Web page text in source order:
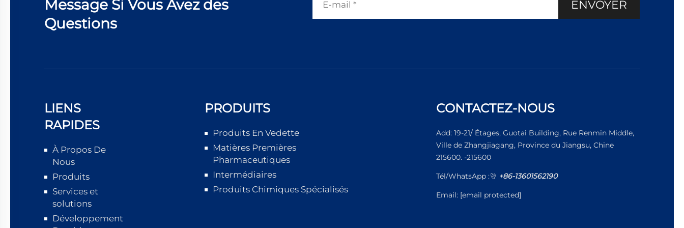
Message Si Vous Avez des
Questions
ENVOYER
LIENS
RAPIDES
À Propos De
Nous
Produits
Services et
solutions
Développement
PRODUITS
Produits En Vedette
Matières Premières
Pharmaceutiques
Intermédiaires
Produits Chimiques Spécialisés
CONTACTEZ-NOUS
Add: 19-21/ Étages, Guotai Building, Rue Renmin Middle,
Ville de Zhangjiagang, Province du Jiangsu, Chine
215600. -215600
Tél/WhatsApp : +86-13601562190
Email: [email protected]